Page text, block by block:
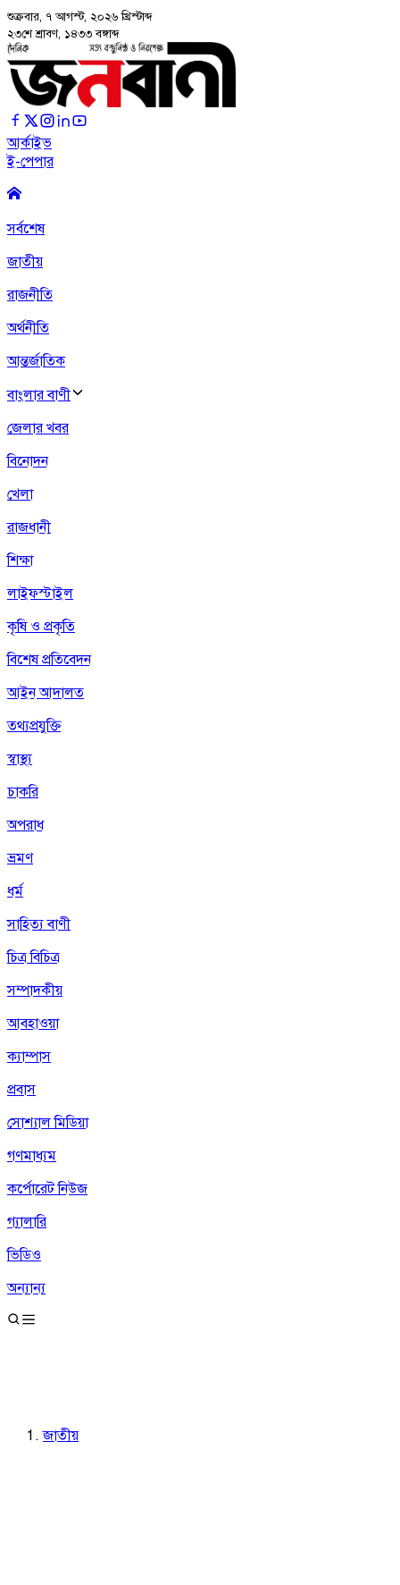
শুক্রবার, ৭ আগস্ট, ২০২৬ খ্রিস্টাব্দ
২৩শে শ্রাবণ, ১৪৩৩ বঙ্গাব্দ
আর্কাইভ
ই-পেপার
সর্বশেষ
জাতীয়
রাজনীতি
অর্থনীতি
আন্তর্জাতিক
বাংলার বাণী
জেলার খবর
বিনোদন
খেলা
রাজধানী
শিক্ষা
লাইফস্টাইল
কৃষি ও প্রকৃতি
বিশেষ প্রতিবেদন
আইন আদালত
তথ্যপ্রযুক্তি
স্বাস্থ্য
চাকরি
অপরাধ
ভ্রমণ
ধর্ম
সাহিত্য বাণী
চিত্র বিচিত্র
সম্পাদকীয়
আবহাওয়া
ক্যাম্পাস
প্রবাস
সোশ্যাল মিডিয়া
গণমাধ্যম
কর্পোরেট নিউজ
গ্যালারি
ভিডিও
অন্যান্য
জাতীয়